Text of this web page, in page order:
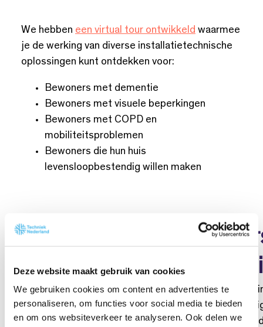
Deze website maakt gebruik van cookies
We gebruiken cookies om content en advertenties te
personaliseren, om functies voor social media te bieden
en om ons websiteverkeer te analyseren. Ook delen we
We hebben een virtual tour ontwikkeld waarmee
je de werking van diverse installatietechnische
oplossingen kunt ontdekken voor:
Bewoners met dementie
Bewoners met visuele beperkingen
Bewoners met COPD en
mobiliteitsproblemen
Bewoners die hun huis
levensloopbestendig willen maken
Slimme woning
senioren met
Guiding Environmentis een innovatief project
programma Empathische Woning dat
senioren met dementie ondersteunt.